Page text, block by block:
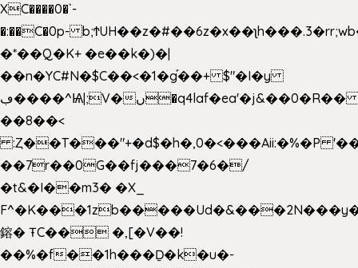
XC����0�`-
�:��C�0p- b;ϮUH��z�#��6z�x��ʅh���.
�*��Q�K+ �e��k�)�|
��n�YC#N�$C��<�1�g֡��+ $"�I�y
ڢ����^Ѩ|;V�ں�q4laf�ea'�j&��0�R�� J0O
��8��<
:Ȥ��T���"+�d$�h�,0�<���Aii:�%�P
��7r��0G��fj���7�6�/
�t&�I��m3� �X_
鎔� ŦC�� �,[�V��!
��%�f��1h���Ḏ�k�u�-